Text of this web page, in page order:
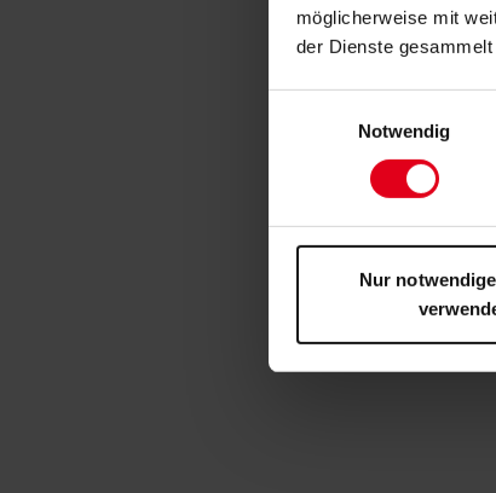
möglicherweise mit
der Dienste gesammelt
Notwendig
Nur